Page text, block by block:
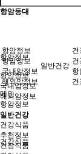
항암등대
항암정보
항암정보
국내암정보
해외암정보
일반건강
건강식품
항암정보
항암정보
국내암정보
해외암정보
일반건강
건
건
항
건
메인
항암정보
일반건강
건강식품
추천정보
건강식품